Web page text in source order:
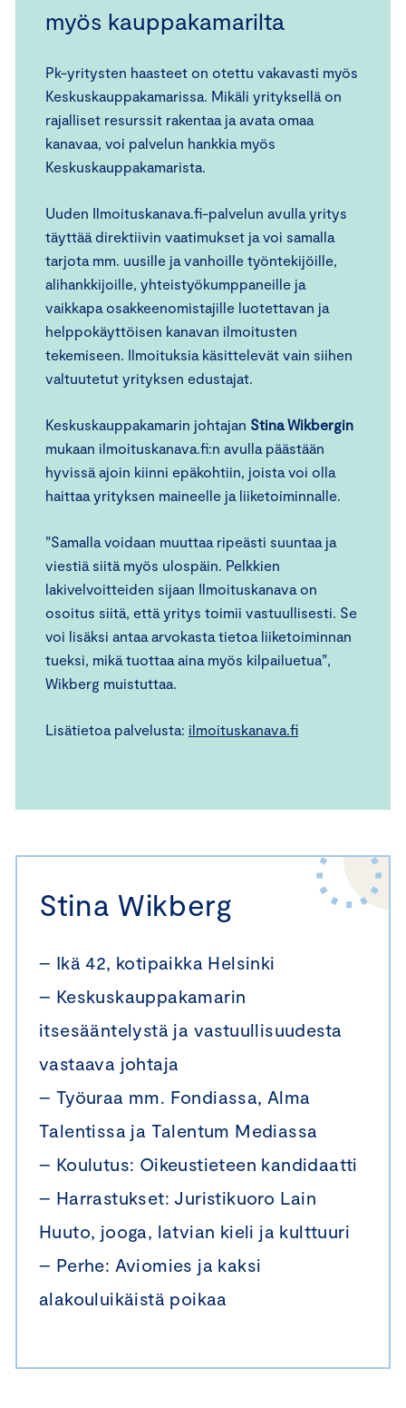
myös kauppakamarilta
Pk-yritysten haasteet on otettu vakavasti myös
Keskuskauppakamarissa. Mikäli yrityksellä on
rajalliset resurssit rakentaa ja avata omaa
kanavaa, voi palvelun hankkia myös
Keskuskauppakamarista.
Uuden Ilmoituskanava.fi-palvelun avulla yritys
täyttää direktiivin vaatimukset ja voi samalla
tarjota mm. uusille ja vanhoille työntekijöille,
alihankkijoille, yhteistyökumppaneille ja
vaikkapa osakkeenomistajille luotettavan ja
helppokäyttöisen kanavan ilmoitusten
tekemiseen. Ilmoituksia käsittelevät vain siihen
valtuutetut yrityksen edustajat.
Keskuskauppakamarin johtajan Stina Wikbergin
mukaan ilmoituskanava.fi:n avulla päästään
hyvissä ajoin kiinni epäkohtiin, joista voi olla
haittaa yrityksen maineelle ja liiketoiminnalle.
”Samalla voidaan muuttaa ripeästi suuntaa ja
viestiä siitä myös ulospäin. Pelkkien
lakivelvoitteiden sijaan Ilmoituskanava on
osoitus siitä, että yritys toimii vastuullisesti. Se
voi lisäksi antaa arvokasta tietoa liiketoiminnan
tueksi, mikä tuottaa aina myös kilpailuetua”,
Wikberg muistuttaa.
Lisätietoa palvelusta: ilmoituskanava.fi
Stina Wikberg
– Ikä 42, kotipaikka Helsinki
– Keskuskauppakamarin
itsesääntelystä ja vastuullisuudesta
vastaava johtaja
– Työuraa mm. Fondiassa, Alma
Talentissa ja Talentum Mediassa
– Koulutus: Oikeustieteen kandidaatti
– Harrastukset: Juristikuoro Lain
Huuto, jooga, latvian kieli ja kulttuuri
– Perhe: Aviomies ja kaksi
alakouluikäistä poikaa